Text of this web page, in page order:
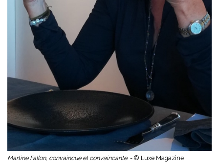
Martine Fallon, convaincue et convaincante. - © Luxe Magazine